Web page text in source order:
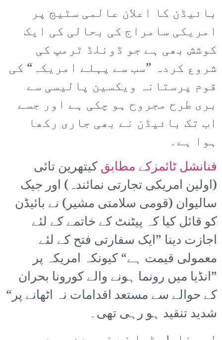
بائیڈن کا اعلان عالمی سٹیج پر
امریکی سامراج کی بحالی کی ایک
کوشش بھی ہے جو ڈونلڈ ٹرمپ کی
شروع کردہ ”سب سے پہلے امریکہ“ کی
قوم پرستانہ ویکسین پالیسی سے
بری طرح مجروح ہو چکی ہے اور جسے
اب تک بائیڈن نے بھی جاری رکھا
ہوا ہے۔
فنانشل ٹائمزکے مطابقکیتھرین تائی
(اولین امریکی تجارتی نمائندہ) اور جیک
سالیوان (قومی سلامتی مشیر) نے بائیڈن
کو قائل کیا کہ پیٹنٹ کے خاتمے کے لئے
اجازت دینا ”ایک سفارتی فتح کے لئے
معمولی قیمت ہے“ کیونکہ امریکہ پر
”انڈیا میں رونما ہونے والے کورونا بحران
کے حوالے سے مستعد اقدامات نہ اٹھانے پر“
شدید تنقید ہو رہی تھی۔